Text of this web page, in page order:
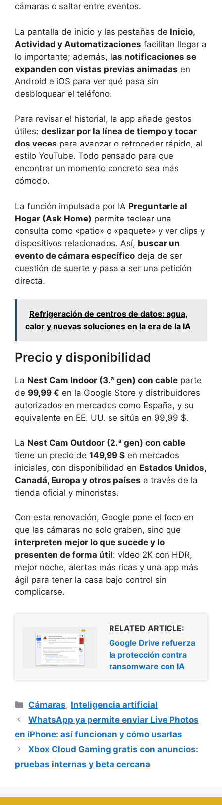
cámaras o saltar entre eventos.
La pantalla de inicio y las pestañas de Inicio,
Actividad y Automatizaciones facilitan llegar a
lo importante; además, las notificaciones se
expanden con vistas previas animadas en
Android e iOS para ver qué pasa sin
desbloquear el teléfono.
Para revisar el historial, la app añade gestos
útiles: deslizar por la línea de tiempo y tocar
dos veces para avanzar o retroceder rápido, al
estilo YouTube. Todo pensado para que
encontrar un momento concreto sea más
cómodo.
La función impulsada por IA Preguntarle al
Hogar (Ask Home) permite teclear una
consulta como «patio» o «paquete» y ver clips y
dispositivos relacionados. Así, buscar un
evento de cámara específico deja de ser
cuestión de suerte y pasa a ser una petición
directa.
Refrigeración de centros de datos: agua,
calor y nuevas soluciones en la era de la IA
Precio y disponibilidad
La Nest Cam Indoor (3.ª gen) con cable parte
de 99,99 € en la Google Store y distribuidores
autorizados en mercados como España, y su
equivalente en EE. UU. se sitúa en 99,99 $.
La Nest Cam Outdoor (2.ª gen) con cable
tiene un precio de 149,99 $ en mercados
iniciales, con disponibilidad en Estados Unidos,
Canadá, Europa y otros países a través de la
tienda oficial y minoristas.
Con esta renovación, Google pone el foco en
que las cámaras no solo graben, sino que
interpreten mejor lo que sucede y lo
presenten de forma útil: vídeo 2K con HDR,
mejor noche, alertas más ricas y una app más
ágil para tener la casa bajo control sin
complicarse.
RELATED ARTICLE:
Google Drive refuerza
la protección contra
ransomware con IA
Categorías
Cámaras, Inteligencia artificial
WhatsApp ya permite enviar Live Photos
en iPhone: así funcionan y cómo usarlas
Xbox Cloud Gaming gratis con anuncios:
pruebas internas y beta cercana